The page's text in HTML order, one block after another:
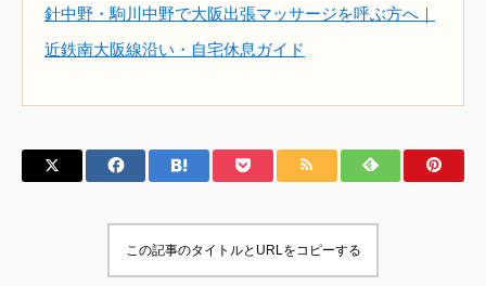
針中野・駒川中野で大阪出張マッサージを呼ぶ方へ｜
近鉄南大阪線沿い・自宅休息ガイド
この記事のタイトルとURLをコピーする